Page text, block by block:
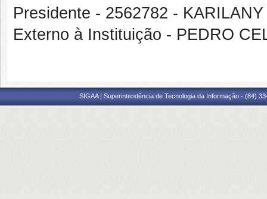
Presidente - 2562782 -
Externo à Instituição - PEDRO
SIGAA | Superintendência de Tecnologia da Informação - (84)